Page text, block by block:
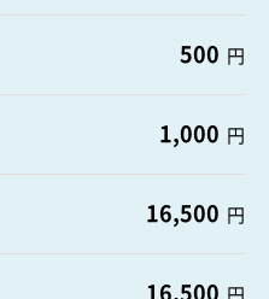
500 円
1,000 円
16,500 円
16,500 円